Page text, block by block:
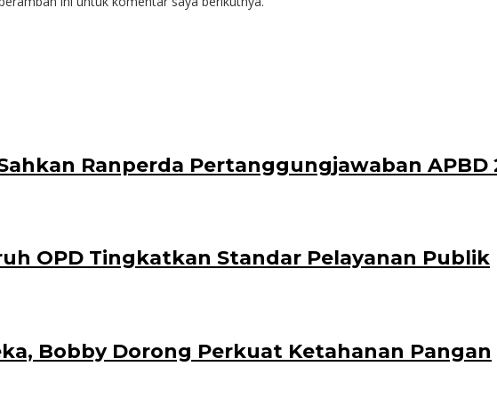
Ranperda Pertanggungjawaban APBD
OPD Tingkatkan Standar Pelayanan Publik
Bobby Dorong Perkuat Ketahanan Pangan